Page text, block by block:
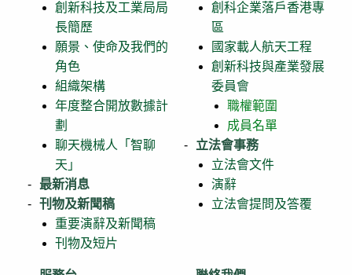
創新科技及工業局局
長簡歷
願景、使命及我們的
角色
組織架構
年度整合開放數據計
劃
聊天機械人「智聊
天」
最新消息
刊物及新聞稿
重要演辭及新聞稿
刊物及短片
創科企業落戶香港專
區
國家載人航天工程
創新科技與產業發展
委員會
職權範圍
成員名單
立法會事務
立法會文件
演辭
立法會提問及答覆